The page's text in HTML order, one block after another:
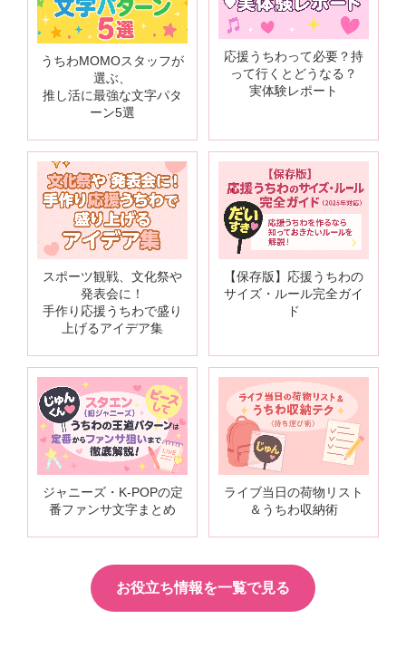
うちわMOMOスタッフが
選ぶ、
推し活に最強な文字パタ
ーン5選
応援うちわって必要？持
って行くとどうなる？
実体験レポート
スポーツ観戦、文化祭や
発表会に！
手作り応援うちわで盛り
上げるアイデア集
【保存版】応援うちわの
サイズ・ルール完全ガイ
ド
ジャニーズ・K-POPの定
番ファンサ文字まとめ
ライブ当日の荷物リスト
＆うちわ収納術
お役立ち情報を一覧で見る